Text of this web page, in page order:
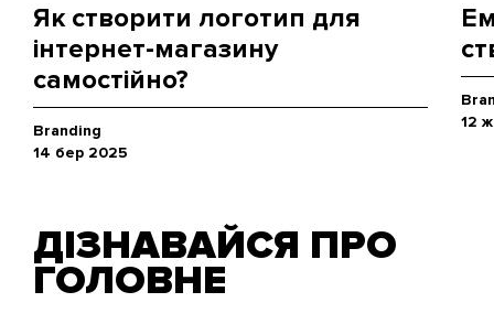
Як створити логотип для
інтернет-магазину
самостійно?
Branding
14 бер 2025
12
ДІЗНАВАЙСЯ ПРО
ГОЛОВНЕ